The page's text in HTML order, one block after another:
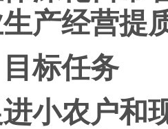
产经营提
标任务
小农户和